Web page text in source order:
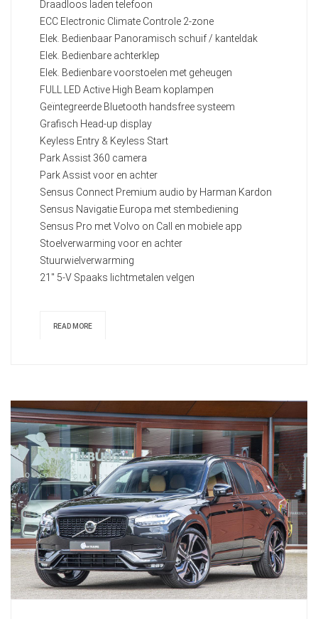
Draadloos laden telefoon
ECC Electronic Climate Controle 2-zone
Elek. Bedienbaar Panoramisch schuif / kanteldak
Elek. Bedienbare achterklep
Elek. Bedienbare voorstoelen met geheugen
FULL LED Active High Beam koplampen
Geïntegreerde Bluetooth handsfree systeem
Grafisch Head-up display
Keyless Entry & Keyless Start
Park Assist 360 camera
Park Assist voor en achter
Sensus Connect Premium audio by Harman Kardon
Sensus Navigatie Europa met stembediening
Sensus Pro met Volvo on Call en mobiele app
Stoelverwarming voor en achter
Stuurwielverwarming
21" 5-V Spaaks lichtmetalen velgen
READ MORE